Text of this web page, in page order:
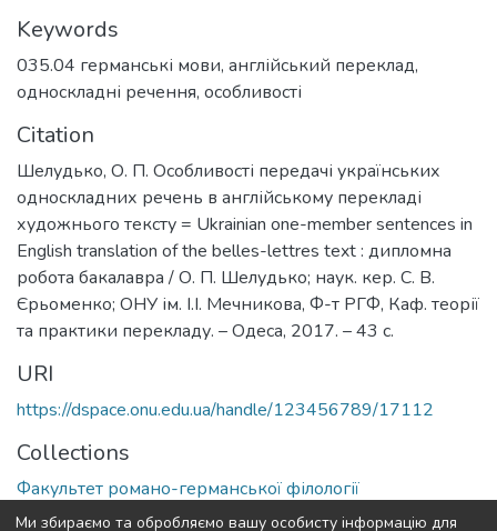
Keywords
035.04 германські мови, англійський переклад,
односкладні речення, особливості
Citation
Шелудько, О. П. Особливості передачі українських
односкладних речень в англійському перекладі
художнього тексту = Ukrainian one-member sentences in
English translation of the belles-lettres text : дипломна
робота бакалавра / О. П. Шелудько; наук. кер. С. В.
Єрьоменко; ОНУ ім. І.І. Мечникова, Ф-т РГФ, Каф. теорії
та практики перекладу. – Одеса, 2017. – 43 с.
URI
https://dspace.onu.edu.ua/handle/123456789/17112
Collections
Факультет романо-германської філології
Ми збираємо та обробляємо вашу особисту інформацію для